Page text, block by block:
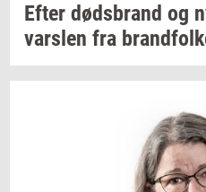
Efter døds­brand og
vars­len fra